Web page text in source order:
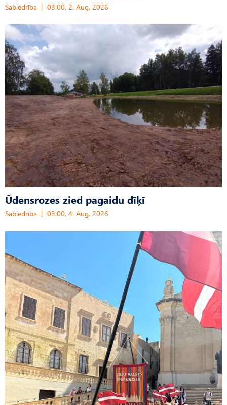
Sabiedrība 03:00, 2. Aug, 2026
Ūdensrozes zied pagaidu dīķī
Sabiedrība 03:00, 4. Aug, 2026